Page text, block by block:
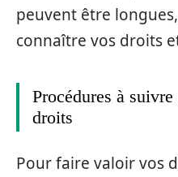
peuvent être
connaître vos droits
Procédures à
droits
Pour faire valoir vos